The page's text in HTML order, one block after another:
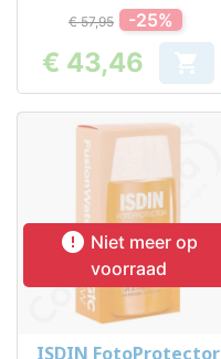
€ 57,95 -25%
Prijs
€ 43,46 
 Niet meer op
voorraad
ISDIN FotoProtector